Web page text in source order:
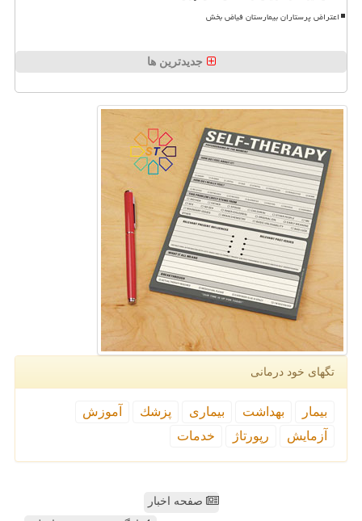
اعتراض پرستاران بیمارستان فیاض بخش
جدیدترین ها
تگهای خود درمانی
بیمار بهداشت بیماری پزشك
آموزش
آزمایش
رپورتاژ خدمات
صفحه اخبار